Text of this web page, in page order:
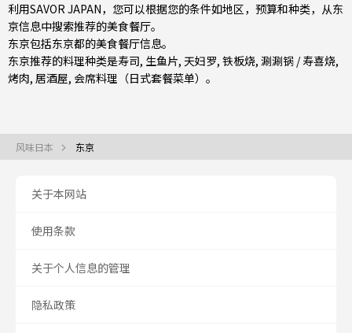
利用SAVOR JAPAN，您可以根据您的条件如地区，预算和种类，从东
京信息中搜索推荐的美食餐厅。
东京包括东京都的美食餐厅信息。
东京推荐的料理种类是寿司, 生鱼片, 天妇罗, 铁板烧, 涮涮锅 / 寿喜烧,
烤肉, 居酒屋, 会席料理（日式套餐菜单） 。
风味日本 东京
关于本网站
使用条款
关于个人信息的管理
隐私政策